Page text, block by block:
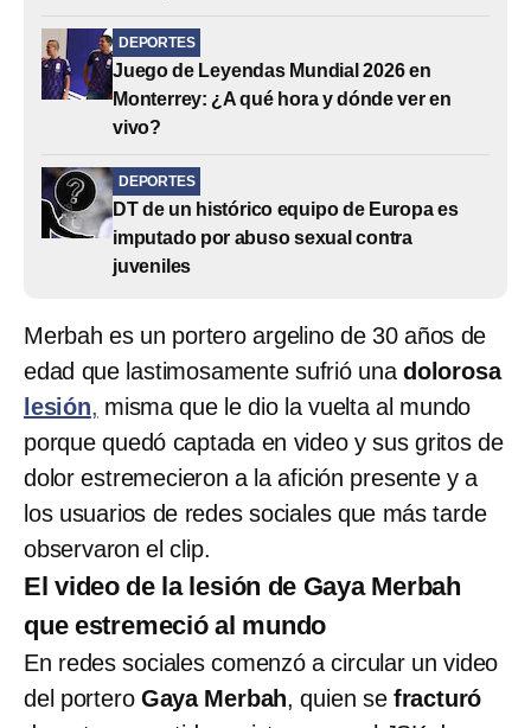
DEPORTES
Juego de Leyendas Mundial 2026 en
Monterrey: ¿A qué hora y dónde ver en
vivo?
DEPORTES
DT de un histórico equipo de Europa es
imputado por abuso sexual contra
juveniles
Merbah es un portero argelino de 30 años de
edad que lastimosamente sufrió una dolorosa
lesión, misma que le dio la vuelta al mundo
porque quedó captada en video y sus gritos de
dolor estremecieron a la afición presente y a
los usuarios de redes sociales que más tarde
observaron el clip.
El video de la lesión de Gaya Merbah
que estremeció al mundo
En redes sociales comenzó a circular un video
del portero Gaya Merbah, quien se fracturó